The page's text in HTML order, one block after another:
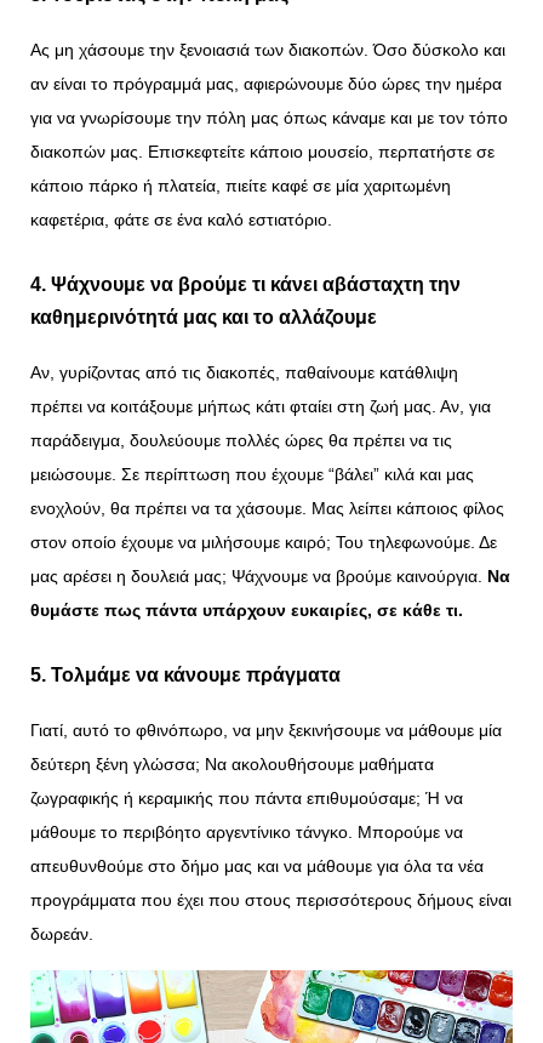
Ας μη χάσουμε την ξενοιασιά των διακοπών. Όσο δύσκολο και
αν είναι το πρόγραμμά μας, αφιερώνουμε δύο ώρες την ημέρα
για να γνωρίσουμε την πόλη μας όπως κάναμε και με τον τόπο
διακοπών μας. Επισκεφτείτε κάποιο μουσείο, περπατήστε σε
κάποιο πάρκο ή πλατεία, πιείτε καφέ σε μία χαριτωμένη
καφετέρια, φάτε σε ένα καλό εστιατόριο.
4. Ψάχνουμε να βρούμε τι κάνει αβάσταχτη την
καθημερινότητά μας και το αλλάζουμε
Αν, γυρίζοντας από τις διακοπές, παθαίνουμε κατάθλιψη
πρέπει να κοιτάξουμε μήπως κάτι φταίει στη ζωή μας. Αν, για
παράδειγμα, δουλεύουμε πολλές ώρες θα πρέπει να τις
μειώσουμε. Σε περίπτωση που έχουμε “βάλει” κιλά και μας
ενοχλούν, θα πρέπει να τα χάσουμε. Μας λείπει κάποιος φίλος
στον οποίο έχουμε να μιλήσουμε καιρό; Του τηλεφωνούμε. Δε
μας αρέσει η δουλειά μας; Ψάχνουμε να βρούμε καινούργια. Να
θυμάστε πως πάντα υπάρχουν ευκαιρίες, σε κάθε τι.
5. Τολμάμε να κάνουμε πράγματα
Γιατί, αυτό το φθινόπωρο, να μην ξεκινήσουμε να μάθουμε μία
δεύτερη ξένη γλώσσα; Να ακολουθήσουμε μαθήματα
ζωγραφικής ή κεραμικής που πάντα επιθυμούσαμε; Ή να
μάθουμε το περιβόητο αργεντίνικο τάνγκο. Μπορούμε να
απευθυνθούμε στο δήμο μας και να μάθουμε για όλα τα νέα
προγράμματα που έχει που στους περισσότερους δήμους είναι
δωρεάν.